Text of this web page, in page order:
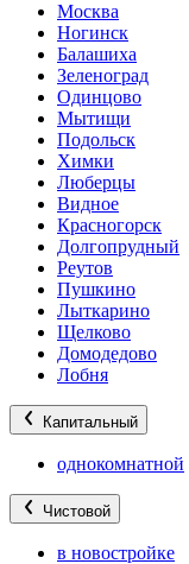
Москва
Ногинск
Балашиха
Зеленоград
Одинцово
Мытищи
Подольск
Химки
Люберцы
Видное
Красногорск
Долгопрудный
Реутов
Пушкино
Лыткарино
Щелково
Домодедово
Лобня
Капитальный
однокомнатной
Чистовой
в новостройке